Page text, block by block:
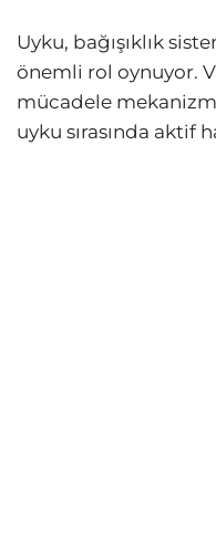
Uyku, bağışıklık
önemli rol oynuyor.
mücadele
uyku sırasında aktif